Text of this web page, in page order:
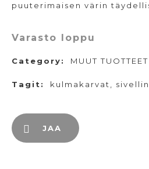
puuterimaisen värin
Varasto loppu
Category: MUUT TUOTTEET
Tagit: kulmakarvat sivellin
JAA